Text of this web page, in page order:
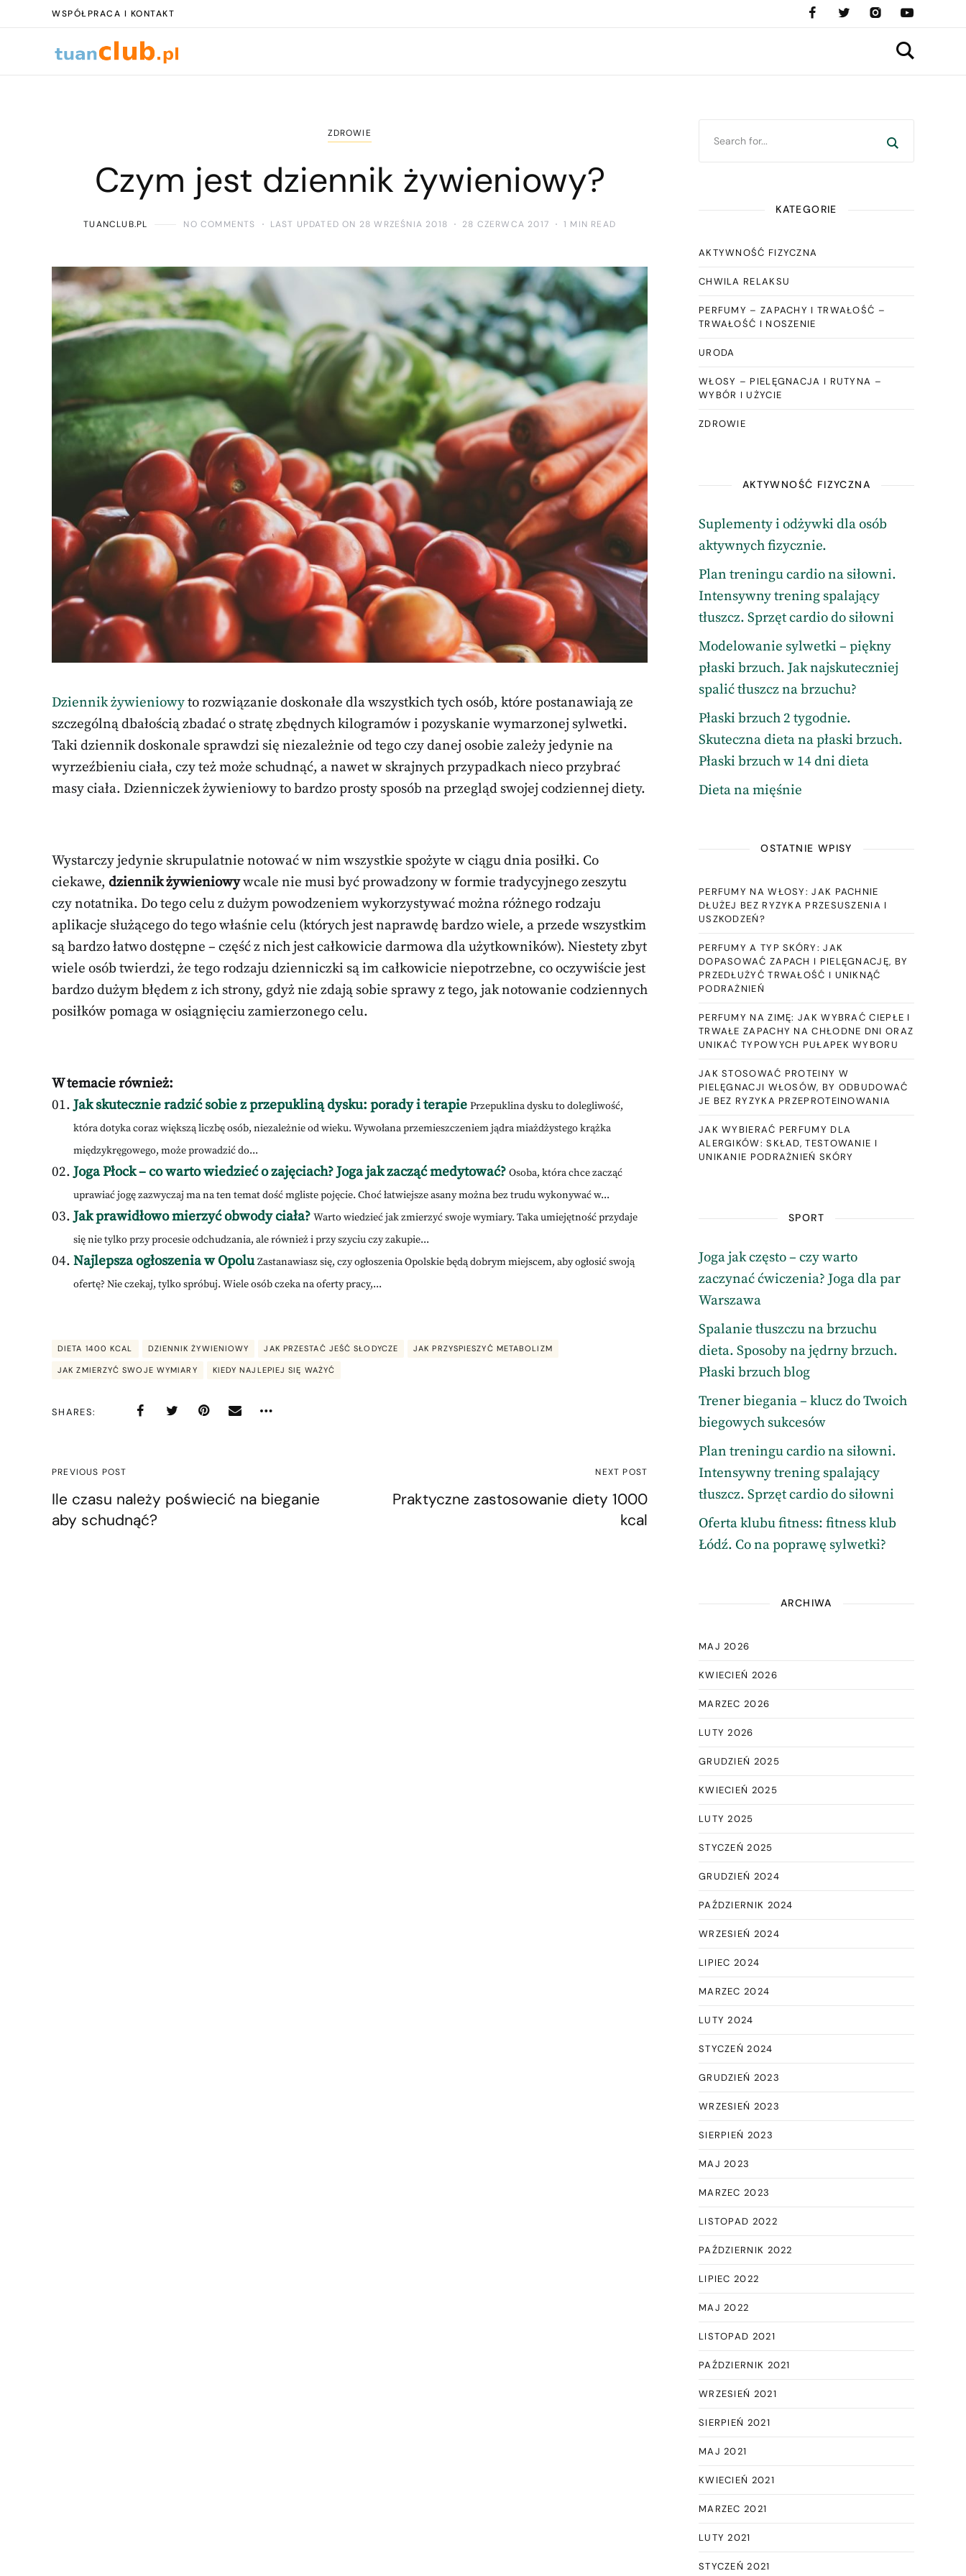
WSPÓŁPRACA I KONTAKT
ZDROWIE
Czym jest dziennik żywieniowy?
TUANCLUB.PL NO COMMENTS LAST UPDATED ON 28 WRZEŚNIA 2018 28 CZERWCA 2017 1 MIN READ
Dziennik żywieniowyto rozwiązanie doskonałe dla wszystkich tych osób, które postanawiają ze
szczególną dbałością zbadać o stratę zbędnych kilogramów i pozyskanie wymarzonej sylwetki.
Taki dziennik doskonale sprawdzi się niezależnie od tego czy danej osobie zależy jedynie na
wyrzeźbieniu ciała, czy też może schudnąć, a nawet w skrajnych przypadkach nieco przybrać
masy ciała. Dzienniczek żywieniowy to bardzo prosty sposób na przegląd swojej codziennej diety.
Wystarczy jedynie skrupulatnie notować w nim wszystkie spożyte w ciągu dnia posiłki. Co
ciekawe, dziennik żywieniowywcale nie musi być prowadzony w formie tradycyjnego zeszytu
czy notatnika. Do tego celu z dużym powodzeniem wykorzystywać można różnego rodzaju
aplikacje służącego do tego właśnie celu (których jest naprawdę bardzo wiele, a przede wszystkim
są bardzo łatwo dostępne – część z nich jest całkowicie darmowa dla użytkowników). Niestety zbyt
wiele osób twierdzi, że tego rodzaju dzienniczki są im całkowicie niepotrzebne, co oczywiście jest
bardzo dużym błędem z ich strony, gdyż nie zdają sobie sprawy z tego, jak notowanie codziennych
posiłków pomaga w osiągnięciu zamierzonego celu.
W temacie również:
Jak skutecznie radzić sobie z przepukliną dysku: porady i terapie Przepuklina dysku to dolegliwość,
która dotyka coraz większą liczbę osób, niezależnie od wieku. Wywołana przemieszczeniem jądra miażdżystego krążka
międzykręgowego, może prowadzić do...
Joga Płock – co warto wiedzieć o zajęciach? Joga jak zacząć medytować? Osoba, która chce zacząć
uprawiać jogę zazwyczaj ma na ten temat dość mgliste pojęcie. Choć łatwiejsze asany można bez trudu wykonywać w...
Jak prawidłowo mierzyć obwody ciała? Warto wiedzieć jak zmierzyć swoje wymiary. Taka umiejętność przydaje
się nie tylko przy procesie odchudzania, ale również i przy szyciu czy zakupie...
Najlepsza ogłoszenia w Opolu Zastanawiasz się, czy ogłoszenia Opolskie będą dobrym miejscem, aby ogłosić swoją
ofertę? Nie czekaj, tylko spróbuj. Wiele osób czeka na oferty pracy,...
DIETA 1400 KCAL DZIENNIK ŻYWIENIOWY JAK PRZESTAĆ JEŚĆ SŁODYCZE JAK PRZYSPIESZYĆ METABOLIZM
JAK ZMIERZYĆ SWOJE WYMIARY KIEDY NAJLEPIEJ SIĘ WAŻYĆ
SHARES
PREVIOUS POST
Ile czasu należy poświecić na bieganie
aby schudnąć?
NEXT POST
Praktyczne zastosowanie diety 1000
kcal
KATEGORIE
AKTYWNOŚĆ FIZYCZNA
CHWILA RELAKSU
PERFUMY – ZAPACHY I TRWAŁOŚĆ –
TRWAŁOŚĆ I NOSZENIE
URODA
WŁOSY – PIELĘGNACJA I RUTYNA –
WYBÓR I UŻYCIE
ZDROWIE
AKTYWNOŚĆ FIZYCZNA
Suplementy i odżywki dla osób
aktywnych fizycznie.
Plan treningu cardio na siłowni.
Intensywny trening spalający
tłuszcz. Sprzęt cardio do siłowni
Modelowanie sylwetki – piękny
płaski brzuch. Jak najskuteczniej
spalić tłuszcz na brzuchu?
Płaski brzuch 2 tygodnie.
Skuteczna dieta na płaski brzuch.
Płaski brzuch w 14 dni dieta
Dieta na mięśnie
OSTATNIE WPISY
PERFUMY NA WŁOSY: JAK PACHNIE
DŁUŻEJ BEZ RYZYKA PRZESUSZENIA I
USZKODZEŃ?
PERFUMY A TYP SKÓRY: JAK
DOPASOWAĆ ZAPACH I PIELĘGNACJĘ, BY
PRZEDŁUŻYĆ TRWAŁOŚĆ I UNIKNĄĆ
PODRAŻNIEŃ
PERFUMY NA ZIMĘ: JAK WYBRAĆ CIEPŁE I
TRWAŁE ZAPACHY NA CHŁODNE DNI ORAZ
UNIKAĆ TYPOWYCH PUŁAPEK WYBORU
JAK STOSOWAĆ PROTEINY W
PIELĘGNACJI WŁOSÓW, BY ODBUDOWAĆ
JE BEZ RYZYKA PRZEPROTEINOWANIA
JAK WYBIERAĆ PERFUMY DLA
ALERGIKÓW: SKŁAD, TESTOWANIE I
UNIKANIE PODRAŻNIEŃ SKÓRY
SPORT
Joga jak często – czy warto
zaczynać ćwiczenia? Joga dla par
Warszawa
Spalanie tłuszczu na brzuchu
dieta. Sposoby na jędrny brzuch.
Płaski brzuch blog
Trener biegania – klucz do Twoich
biegowych sukcesów
Plan treningu cardio na siłowni.
Intensywny trening spalający
tłuszcz. Sprzęt cardio do siłowni
Oferta klubu fitness: fitness klub
Łódź. Co na poprawę sylwetki?
ARCHIWA
MAJ 2026
KWIECIEŃ 2026
MARZEC 2026
LUTY 2026
GRUDZIEŃ 2025
KWIECIEŃ 2025
LUTY 2025
STYCZEŃ 2025
GRUDZIEŃ 2024
PAŹDZIERNIK 2024
WRZESIEŃ 2024
LIPIEC 2024
MARZEC 2024
LUTY 2024
STYCZEŃ 2024
GRUDZIEŃ 2023
WRZESIEŃ 2023
SIERPIEŃ 2023
MAJ 2023
MARZEC 2023
LISTOPAD 2022
PAŹDZIERNIK 2022
LIPIEC 2022
MAJ 2022
LISTOPAD 2021
PAŹDZIERNIK 2021
WRZESIEŃ 2021
SIERPIEŃ 2021
MAJ 2021
KWIECIEŃ 2021
MARZEC 2021
LUTY 2021
STYCZEŃ 2021